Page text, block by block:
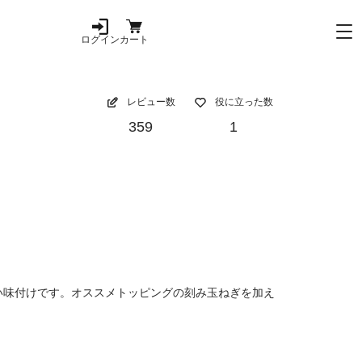
ログインカート
レビュー数
359
役に立った数
1
付けです。オススメトッピングの刻み玉ねぎを加え